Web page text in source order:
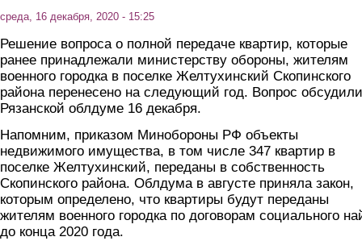
среда, 16 декабря, 2020 - 15:25
Решение вопроса о полной передаче квартир, которые
ранее принадлежали министерству обороны, жителям
военного городка в поселке Желтухинский Скопинского
района перенесено на следующий год. Вопрос
Рязанской облдуме 16 декабря.
Напомним, приказом Минобороны РФ объекты
недвижимого имущества, в том числе 347 квартир в
поселке Желтухинский, переданы в собственность
Скопинского района. Облдума в августе приняла закон,
которым определено, что квартиры будут переданы
жителям военного городка по договорам социального
до конца 2020 года.